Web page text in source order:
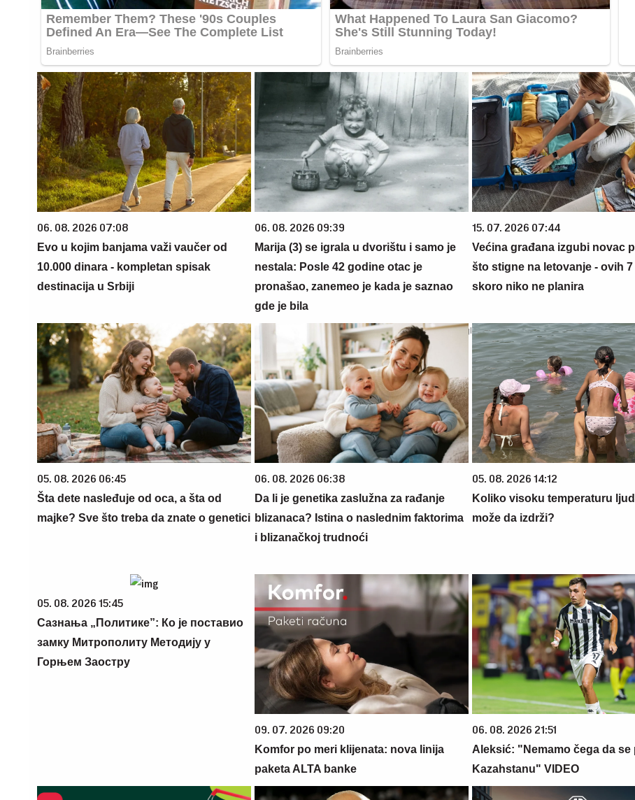
06. 08. 2026 07:08
Evo u kojim banjama važi vaučer od
10.000 dinara - kompletan spisak
destinacija u Srbiji
06. 08. 2026 09:39
Marija (3) se igrala u dvorištu i samo je
nestala: Posle 42 godine otac je
pronašao, zanemeo je kada je saznao
gde je bila
15. 07. 2026 07:44
Većina građana izgubi novac
što stigne na letovanje - ovih
skoro niko ne planira
05. 08. 2026 06:45
Šta dete nasleđuje od oca, a šta od
majke? Sve što treba da znate o genetici
06. 08. 2026 06:38
Da li je genetika zaslužna za rađanje
blizanaca? Istina o naslednim faktorima
i blizanačkoj trudnoći
05. 08. 2026 14:12
Koliko visoku temperaturu
može da izdrži?
05. 08. 2026 15:45
Сазнања „Политике”: Ко је поставио
замку Митрополиту Методију у
Горњем Заостру
09. 07. 2026 09:20
Komfor po meri klijenata: nova linija
paketa ALTA banke
06. 08. 2026 21:51
Aleksić: "Nemamo čega da se
Kazahstanu" VIDEO